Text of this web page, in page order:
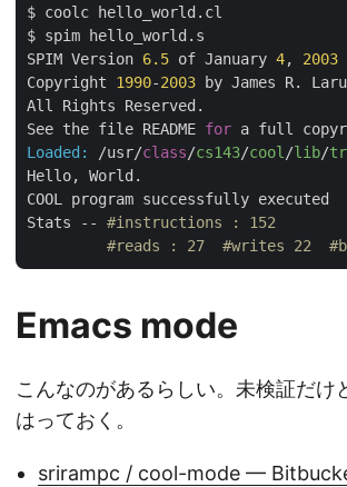
$ coolc hello_world.cl
$ spim hello_world.s
SPIM Version 6.5 of January 4, 2003
Copyright 1990-2003 by James R.
All Rights Reserved.
See the file README for
Loaded:
/usr/class/cs143/cool/lib/
Hello, World.
COOL program successfully executed
Stats -- #instructions : 152
#reads : 27  #writes 22
Emacs mode
こんなのがあるらしい。未検証だけ
はっておく。
srirampc / cool-mode —